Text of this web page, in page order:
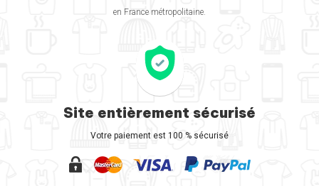
en France métropolitaine.
Site entièrement sécurisé
Votre paiement est 100 % sécurisé